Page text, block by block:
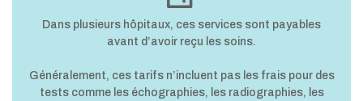
Dans plusieurs hôpitaux, ces services sont payables
avant d’avoir reçu les soins.
Généralement, ces tarifs n’incluent pas les frais pour des
tests comme les échographies, les radiographies, les